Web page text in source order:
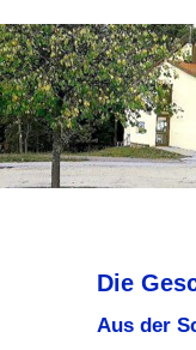
Die
Aus der